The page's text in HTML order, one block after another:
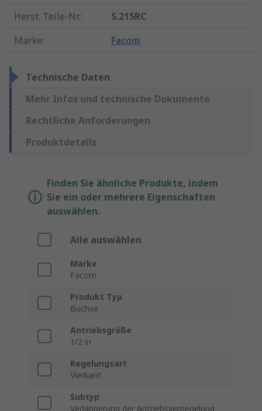
Herst. Teile-Nr.:
S.215RC
Marke: Facom
Technische Daten
Mehr Infos und technische Dokumente
Rechtliche Anforderungen
Produktdetails
Finden Sie ähnliche Produkte, indem
Sie ein oder mehrere Eigenschaften
auswählen.
Alle auswählen
Marke
Facom
Produkt Typ
Buchse
Antriebsgröße
1/2 in
Regelungsart
Vierkant
Subtyp
Verlängerung der Antriebsverriegelung